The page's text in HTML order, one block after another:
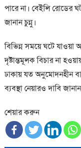
পারে না। বেইলি রোডের
জানান চুন্নু।
বিভিন্ন সময়ে ঘটে যাওয়া
দৃষ্টান্তমূলক বিচার না
ঢাকায় যত অনুমোদনহীন
ব্যবস্থা নেয়ারও দাবি
শেয়ার করুন